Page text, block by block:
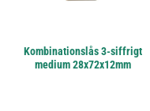
Kombinationslås 3-siffrigt
medium 28x72x12mm